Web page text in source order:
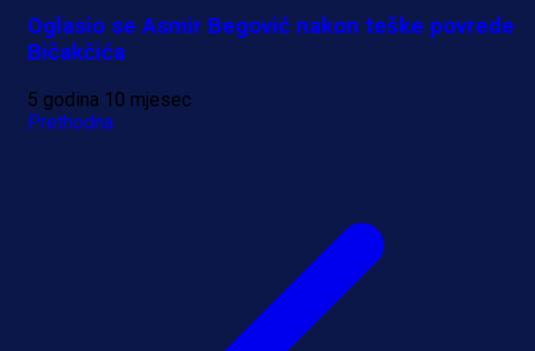
Oglasio se Asmir Begović nakon teške povrede
Bičakčića
5 godina 10 mjesec
Prethodna